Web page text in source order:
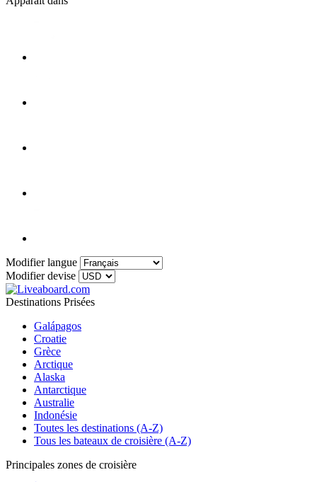
Modifier langue
Modifier devise
Destinations Prisées
Galápagos
Croatie
Grèce
Arctique
Alaska
Antarctique
Australie
Indonésie
Toutes les destinations (A-Z)
Tous les bateaux de croisière (A-Z)
Principales zones de croisière